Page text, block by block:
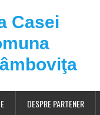
Casei
DESPRE PARTENER